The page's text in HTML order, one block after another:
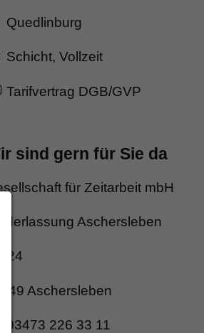
Quedlinburg
Schicht, Vollzeit
Tarifvertrag DGB/GVP
sind gern für Sie da
für Zeitarbeit mbH
Aschersleben
24
Aschersleben
03473 226 33 11